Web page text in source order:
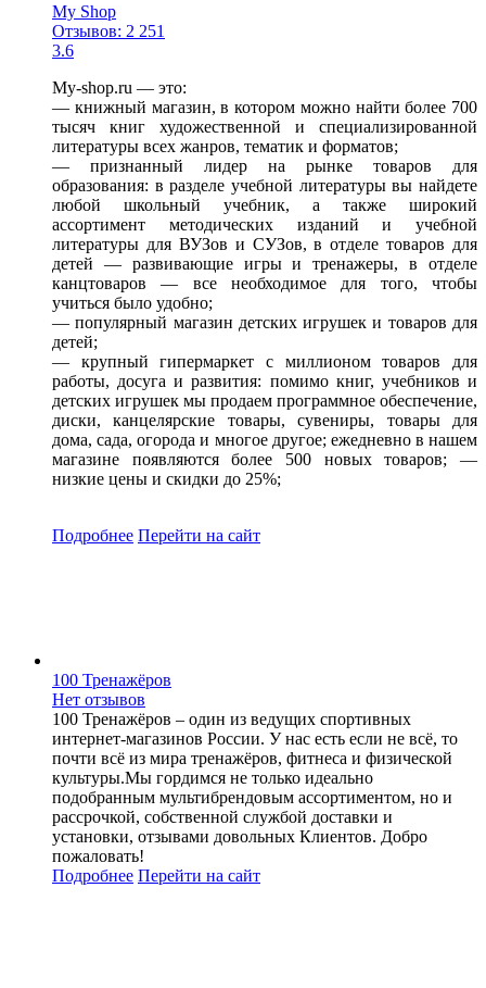
My Shop
Отзывов: 2 251
3.6
My-shop.ru — это:
— книжный магазин, в котором можно найти более 700
тысяч книг художественной и специализированной
литературы всех жанров, тематик и форматов;
— признанный лидер на рынке товаров для
образования: в разделе учебной литературы вы найдете
любой школьный учебник, а также широкий
ассортимент методических изданий и учебной
литературы для ВУЗов и СУЗов, в отделе товаров для
детей — развивающие игры и тренажеры, в отделе
канцтоваров — все необходимое для того, чтобы
учиться было удобно;
— популярный магазин детских игрушек и товаров для
детей;
— крупный гипермаркет с миллионом товаров для
работы, досуга и развития: помимо книг, учебников и
детских игрушек мы продаем программное обеспечение,
диски, канцелярские товары, сувениры, товары для
дома, сада, огорода и многое другое; ежедневно в нашем
магазине появляются более 500 новых товаров; —
низкие цены и скидки до 25%;
Подробнее Перейти на сайт
100 Тренажёров
Нет отзывов
100 Тренажёров – один из ведущих спортивных
интернет-магазинов России. У нас есть если не всё, то
почти всё из мира тренажёров, фитнеса и физической
культуры.Мы гордимся не только идеально
подобранным мультибрендовым ассортиментом, но и
рассрочкой, собственной службой доставки и
установки, отзывами довольных Клиентов. Добро
пожаловать!
Подробнее Перейти на сайт